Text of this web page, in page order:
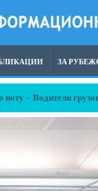
ЗА
– Водители